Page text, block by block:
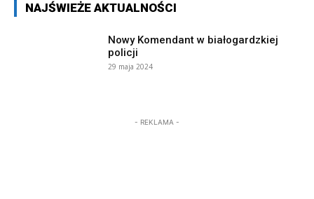
NAJŚWIEŻE AKTUALNOŚCI
Nowy Komendant w białogardzkiej
policji
29 maja 2024
- REKLAMA -